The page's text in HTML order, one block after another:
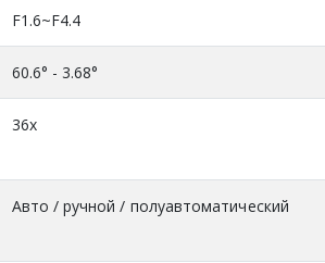
F1.6~F4.4
60.6° - 3.68°
36x
Авто / ручной / полуавтоматический